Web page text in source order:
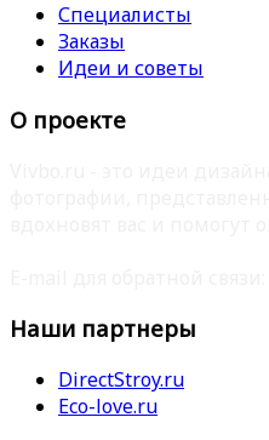
Специалисты
Заказы
Идеи и советы
О проекте
Наши партнеры
DirectStroy.ru
Eco-love.ru